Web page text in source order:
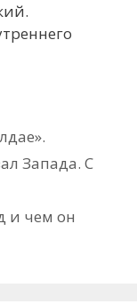
Запада. С
и чем он